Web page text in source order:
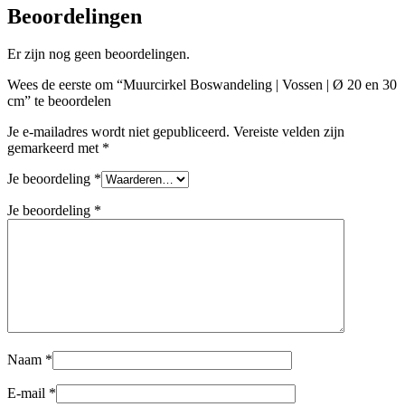
Beoordelingen
Er zijn nog geen beoordelingen.
Wees de eerste om “Muurcirkel Boswandeling | Vossen | Ø 20 en 30
cm” te beoordelen
Je e-mailadres wordt niet gepubliceerd. Vereiste velden zijn
gemarkeerd met *
Je beoordeling *
Je beoordeling *
Naam *
E-mail *